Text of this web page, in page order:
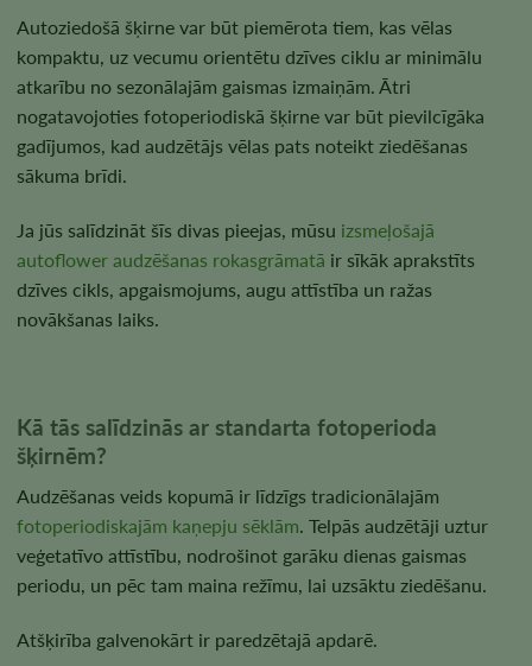
Autoziedošā šķirne var būt piemērota tiem, kas vēlas
kompaktu, uz vecumu orientētu dzīves ciklu ar minimālu
atkarību no sezonālajām gaismas izmaiņām. Ātri
nogatavojoties fotoperiodiskā šķirne var būt pievilcīgāka
gadījumos, kad audzētājs vēlas pats noteikt ziedēšanas
sākuma brīdi.
Ja jūs salīdzināt šīs divas pieejas, mūsu izsmeļošajā
autoflower audzēšanas rokasgrāmatā ir sīkāk aprakstīts
dzīves cikls, apgaismojums, augu attīstība un ražas
novākšanas laiks.
Kā tās salīdzinās ar standarta fotoperioda
šķirnēm?
Audzēšanas veids kopumā ir līdzīgs tradicionālajām
fotoperiodiskajām kaņepju sēklām. Telpās audzētāji uztur
veģetatīvo attīstību, nodrošinot garāku dienas gaismas
periodu, un pēc tam maina režīmu, lai uzsāktu ziedēšanu.
Atšķirība galvenokārt ir paredzētajā apdarē.